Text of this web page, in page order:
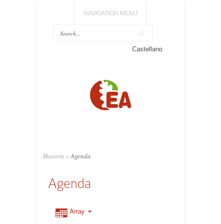
NAVIGATION MENU
Castellano
Hasiera » Agenda
Agenda
Array